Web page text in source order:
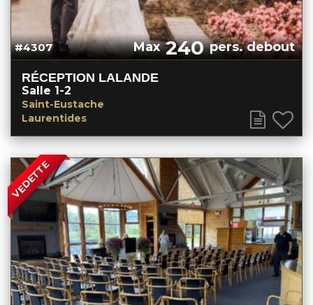
#4307 Max240pers. debout
RÉCEPTION LALANDE
Salle 1-2
Saint-Eustache
Laurentides
VEDETTE